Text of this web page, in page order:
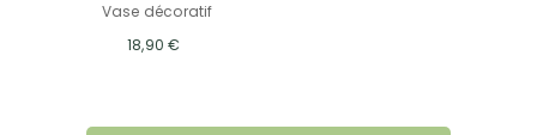
Vase décoratif
18,90 €